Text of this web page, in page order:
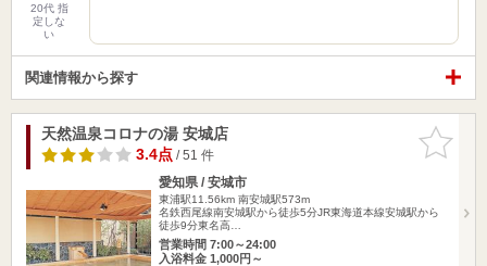
20代 指
定しな
い
関連情報から探す
お気に入
りに追加
天然温泉コロナの湯 安城店
3.4点/ 51 件
愛知県 / 安城市
東浦駅11.56km 南安城駅573m
名鉄西尾線南安城駅から徒歩5分JR東海道本線安城駅から
徒歩9分東名高…
営業時間 7:00～24:00
入浴料金 1,000円～